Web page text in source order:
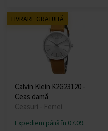
LIVRARE GRATUITĂ
Calvin Klein K2G23120 -
Ceas damă
Ceasuri - Femei
Expediem până în 07.09.